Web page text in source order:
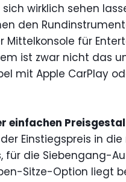
wirklich sehen
den
Mittelkonsole für
ist zwar nicht das
mit Apple CarPlay
einfachen
Einstiegspreis in
für die Siebengang-
Sitze-Option liegt